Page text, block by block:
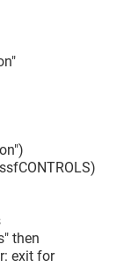
then
exit for